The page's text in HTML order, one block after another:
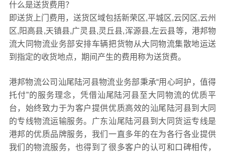
什么是送货费用？
即送货上门费用，送货区域包括新荣区,平城区,云冈区,云州
区,阳高县,天镇县,广灵县,灵丘县,浑源县,左云县等，港邦物
流大同物流业务部安排车辆把货物从大同物流集散地运送
到指定的收货地点，期间产生的费用称为送货费。
港邦物流公司汕尾陆河县物流业务部秉承“用心呵护，值得
托付”的服务理念，凭借汕尾陆河县至大同物流的优质平
台，始终致力于为客户提供优质高效的汕尾陆河县到大同
的专线物流运输服务。广东汕尾陆河县到大同货运专线是
港邦的优质品牌服务，我们一直多年的在为各行各业提供
我们的物流服务，也得到了很多客户的认可和口碑相传，